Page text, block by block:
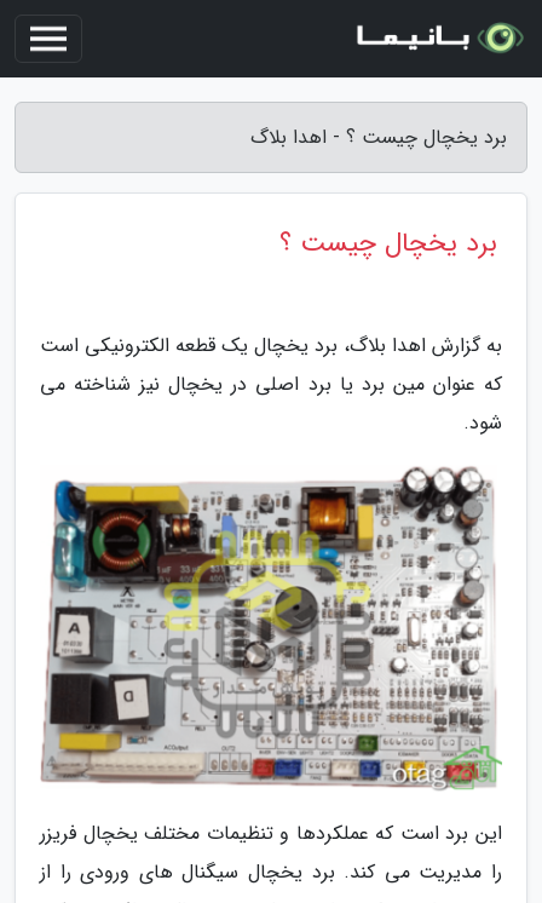
برد یخچال چیست ؟ - اهدا بلاگ
برد یخچال چیست ؟
به گزارش اهدا بلاگ، برد یخچال یک قطعه الکترونیکی است
که عنوان مین برد یا برد اصلی در یخچال نیز شناخته می
شود.
این برد است که عملکردها و تنظیمات مختلف یخچال فریزر
را مدیریت می کند. برد یخچال سیگنال های ورودی را از